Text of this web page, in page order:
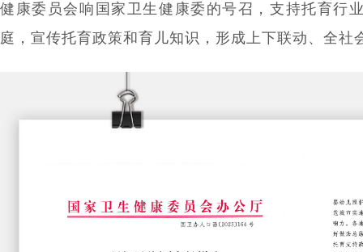
健康委员会响国家卫生健康委的号召，支持托育行
庭，宣传托育政策和育儿知识，形成上下联动、全社